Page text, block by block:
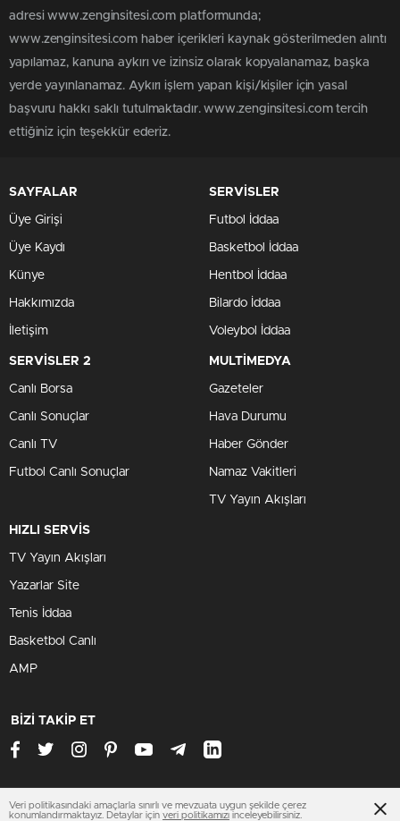
adresi www.zenginsitesi.com platformunda;
www.zenginsitesi.com haber içerikleri kaynak gösterilmeden alıntı
yapılamaz, kanuna aykırı ve izinsiz olarak kopyalanamaz, başka
yerde yayınlanamaz. Aykırı işlem yapan kişi/kişiler için yasal
başvuru hakkı saklı tutulmaktadır. www.zenginsitesi.com tercih
ettiğiniz için teşekkür ederiz.
SAYFALAR
Üye Girişi
Üye Kaydı
Künye
Hakkımızda
İletişim
SERVİSLER
Futbol İddaa
Basketbol İddaa
Hentbol İddaa
Bilardo İddaa
Voleybol İddaa
SERVİSLER 2
Canlı Borsa
Canlı Sonuçlar
Canlı TV
Futbol Canlı Sonuçlar
MULTİMEDYA
Gazeteler
Hava Durumu
Haber Gönder
Namaz Vakitleri
TV Yayın Akışları
HIZLI SERVİS
TV Yayın Akışları
Yazarlar Site
Tenis İddaa
Basketbol Canlı
AMP
BİZİ TAKİP ET
www.zenginsitesi.com
Veri politikasındaki amaçlarla sınırlı ve mevzuata uygun şekilde çerez
konumlandırmaktayız. Detaylar için veri politikamızı inceleyebilirsiniz.